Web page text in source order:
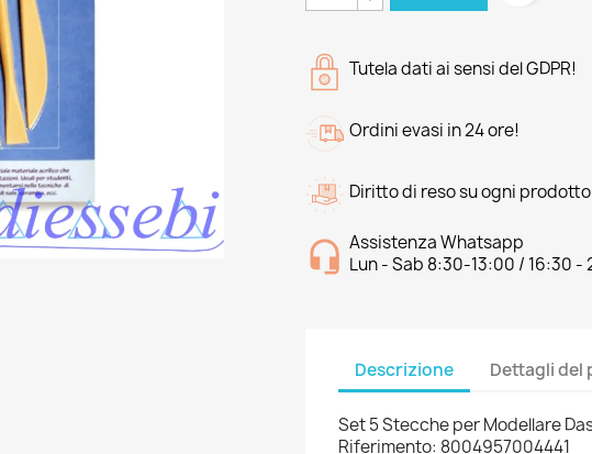
Tutela dati ai sensi del GDPR!
Ordini evasi in 24 ore!
Diritto di reso su ogni
Assistenza Whatsapp
Lun - Sab 8:30-13:00 / 16:30 -
Descrizione Dettagli del
Set 5 Stecche per Modellare
Riferimento: 8004957004441